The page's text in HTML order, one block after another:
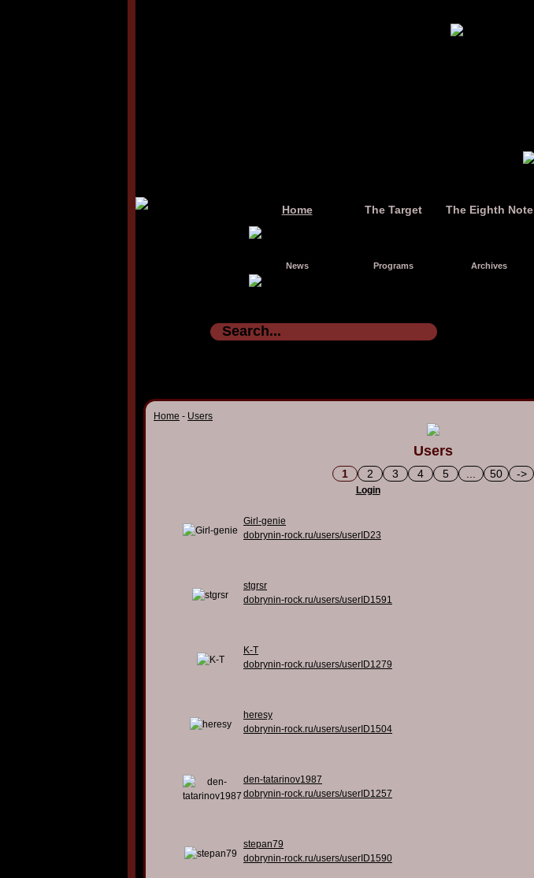
Home The Target The Eighth Note
News Programs Archives
Home - Users
Users
1 2 3 4 5 50 ->
Login
Girl-genie
dobrynin-rock.ru/users/userID23
stgrsr
dobrynin-rock.ru/users/userID1591
K-T
dobrynin-rock.ru/users/userID1279
heresy
dobrynin-rock.ru/users/userID1504
den-tatarinov1987
dobrynin-rock.ru/users/userID1257
stepan79
dobrynin-rock.ru/users/userID1590